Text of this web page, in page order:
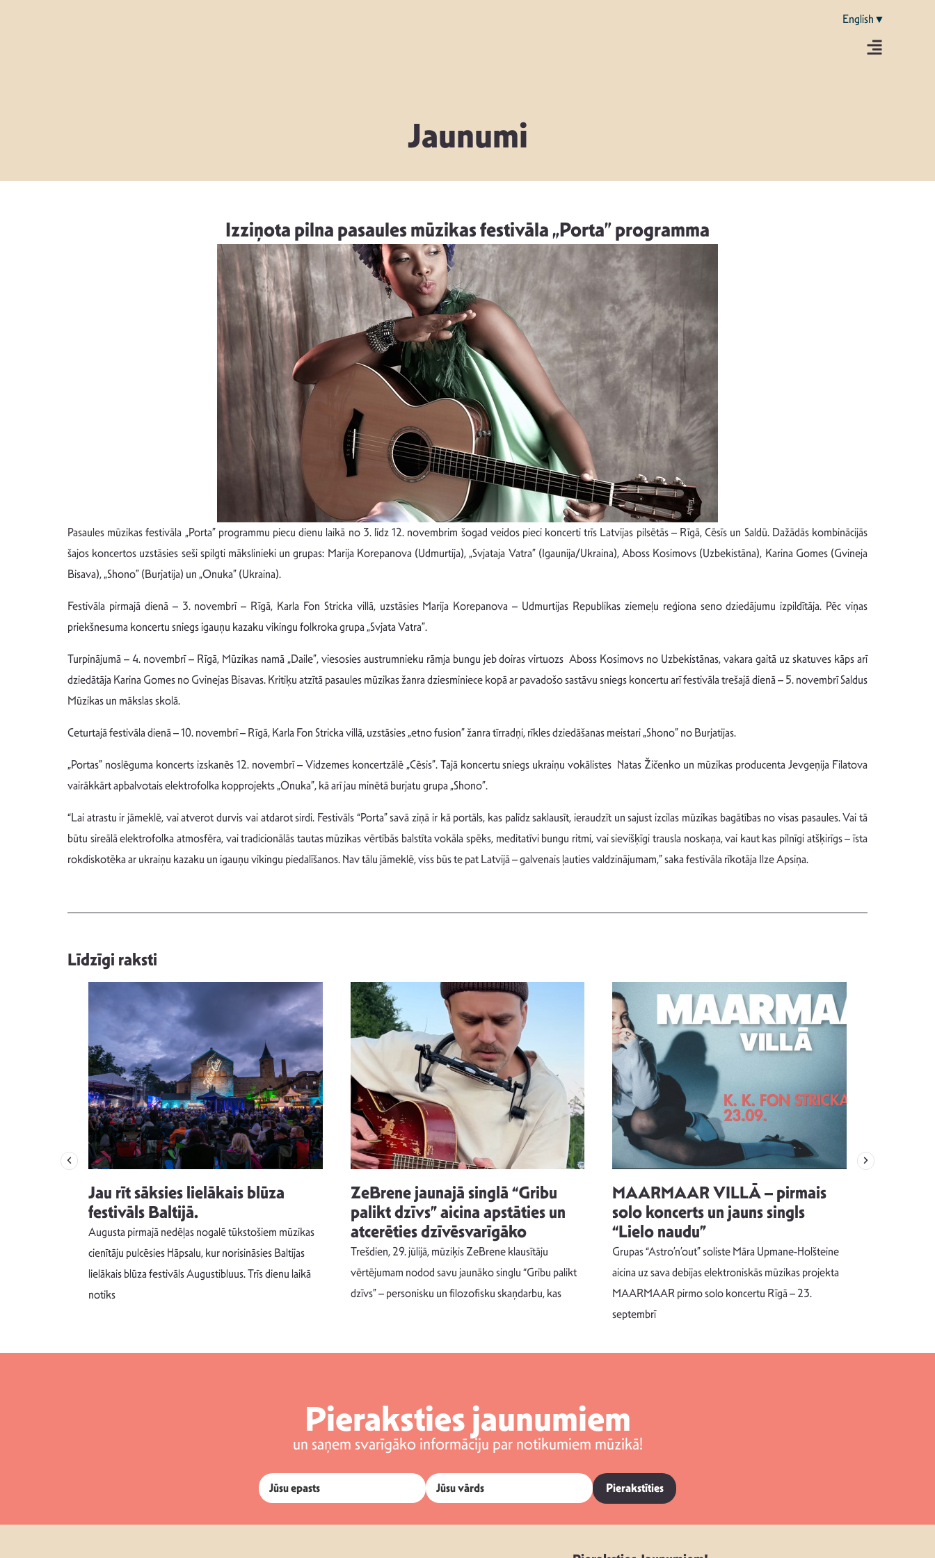
English▼
Jaunumi
Izziņota pilna pasaules mūzikas festivāla „Porta” programma
Pasaules mūzikas festivāla „Porta” programmu piecu dienu laikā no 3. līdz 12. novembrim šogad veidos pieci koncerti trīs Latvijas pilsētās – Rīgā, Cēsīs un Saldū. Dažādās kombinācijās
šajos koncertos uzstāsies seši spilgti mākslinieki un grupas: Marija Korepanova (Udmurtija), „Svjataja Vatra” (Igaunija/Ukraina), Aboss Kosimovs (Uzbekistāna), Karina Gomes (Gvineja
Bisava), „Shono” (Burjatija) un „Onuka” (Ukraina).
Festivāla pirmajā dienā – 3. novembrī – Rīgā, Karla Fon Stricka villā, uzstāsies Marija Korepanova – Udmurtijas Republikas ziemeļu reģiona seno dziedājumu izpildītāja. Pēc viņas
priekšnesuma koncertu sniegs igauņu kazaku vikingu folkroka grupa „Svjata Vatra”.
Turpinājumā – 4. novembrī – Rīgā, Mūzikas namā „Daile”, viesosies austrumnieku rāmja bungu jeb doiras virtuozs Aboss Kosimovs no Uzbekistānas, vakara gaitā uz skatuves kāps arī
dziedātāja Karina Gomes no Gvinejas Bisavas. Kritiķu atzītā pasaules mūzikas žanra dziesminiece kopā ar pavadošo sastāvu sniegs koncertu arī festivāla trešajā dienā – 5. novembrī Saldus
Mūzikas un mākslas skolā.
Ceturtajā festivāla dienā – 10. novembrī – Rīgā, Karla Fon Stricka villā, uzstāsies „etno fusion” žanra tīrradņi, rīkles dziedāšanas meistari „Shono” no Burjatijas.
„Portas” noslēguma koncerts izskanēs 12. novembrī – Vidzemes koncertzālē „Cēsis”. Tajā koncertu sniegs ukraiņu vokālistes Natas Žičenko un mūzikas producenta Jevgeņija Filatova
vairākkārt apbalvotais elektrofolka kopprojekts „Onuka”, kā arī jau minētā burjatu grupa „Shono”.
“Lai atrastu ir jāmeklē, vai atverot durvis vai atdarot sirdi. Festivāls “Porta” savā ziņā ir kā portāls, kas palīdz saklausīt, ieraudzīt un sajust izcilas mūzikas bagātības no visas pasaules. Vai tā
būtu sireālā elektrofolka atmosfēra, vai tradicionālās tautas mūzikas vērtībās balstīta vokāla spēks, meditatīvi bungu ritmi, vai sievišķīgi trausla noskaņa, vai kaut kas pilnīgi atšķirīgs – īsta
rokdiskotēka ar ukraiņu kazaku un igauņu vikingu piedalīšanos. Nav tālu jāmeklē, viss būs te pat Latvijā – galvenais ļauties valdzinājumam,” saka festivāla rīkotāja Ilze Apsiņa.
Līdzīgi raksti
Jau rīt sāksies lielākais blūza
festivāls Baltijā.
Augusta pirmajā nedēļas nogalē tūkstošiem mūzikas
cienītāju pulcēsies Hāpsalu, kur norisināsies Baltijas
lielākais blūza festivāls Augustibluus. Trīs dienu laikā
notiks
ZeBrene jaunajā singlā “Gribu
palikt dzīvs” aicina apstāties un
atcerēties dzīvēsvarīgāko
Trešdien, 29. jūlijā, mūziķis ZeBrene klausītāju
vērtējumam nodod savu jaunāko singlu “Gribu palikt
dzīvs” – personisku un filozofisku skaņdarbu, kas
MAARMAAR VILLĀ – pirmais
solo koncerts un jauns singls
“Lielo naudu”
Grupas “Astro’n’out” soliste Māra Upmane-Holšteine
aicina uz sava debijas elektroniskās mūzikas projekta
MAARMAAR pirmo solo koncertu Rīgā – 23.
septembrī
Pieraksties jaunumiem
un saņem svarīgāko informāciju par notikumiem mūzikā!
Pierakstīties